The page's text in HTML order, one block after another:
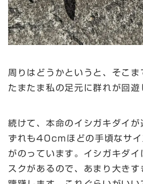
周りはどうかというと、そこま
たまたま私の足元に群れが回遊
続けて、本命のイシガキダイが
ずれも40cmほどの手頃なサイ
がのっています。イシガキダイ
スクがあるので、あまり大きす